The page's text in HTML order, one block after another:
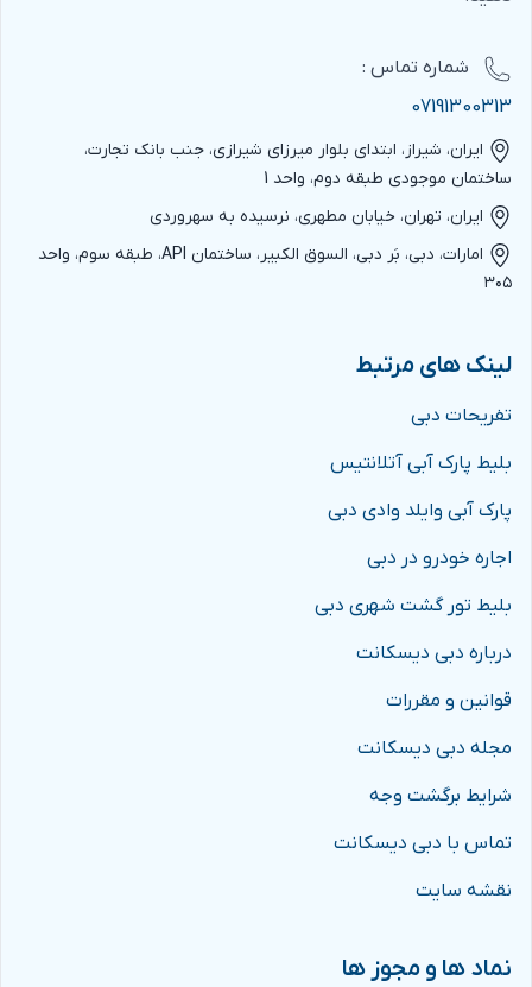
شماره‌ تماس :
07191300313
ایران، شیراز، ابتدای بلوار میرزای شیرازی، جنب بانک تجارت،
ساختمان موجودی طبقه دوم، واحد 1
ایران، تهران، خیابان مطهری، نرسیده به سهروردی
امارات، دبی، بَر دبی، السوق الکبیر، ساختمان API، طبقه سوم، واحد
۳۰۵
لینک های مرتبط
تفریحات دبی
بلیط پارک آبی آتلانتیس
پارک آبی وایلد وادی دبی
اجاره خودرو در دبی
بلیط تور گشت شهری دبی
درباره دبی دیسکانت
قوانین و مقررات
مجله دبی دیسکانت
شرایط برگشت وجه
تماس با دبی دیسکانت
نقشه سایت
نماد ها و مجوز ها